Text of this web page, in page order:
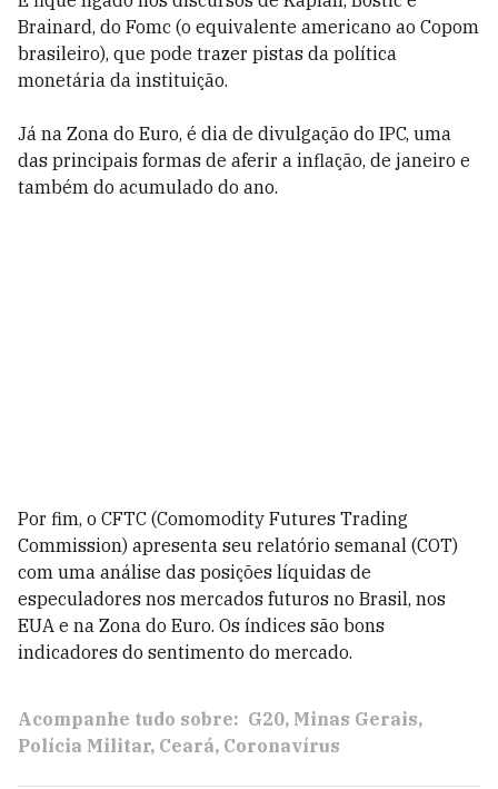
Brainard, do Fomc (o equivalente americano ao Copom
brasileiro), que pode trazer pistas da política
monetária da instituição.
Já na Zona do Euro, é dia de divulgação do IPC, uma
das principais formas de aferir a inflação, de janeiro e
também do acumulado do ano.
Por fim, o CFTC (Comomodity Futures Trading
Commission) apresenta seu relatório semanal (COT)
com uma análise das posições líquidas de
especuladores nos mercados futuros no Brasil, nos
EUA e na Zona do Euro. Os índices são bons
indicadores do sentimento do mercado.
Acompanhe tudo sobre: G20 Minas Gerais
Polícia Militar Ceará Coronavírus